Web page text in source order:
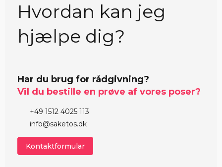
Hvordan kan jeg
hjælpe dig?
Har du brug for rådgivning?
Vil du bestille en prøve af vores poser?
+49 1512 4025 113
info@saketos.dk
Kontaktformular